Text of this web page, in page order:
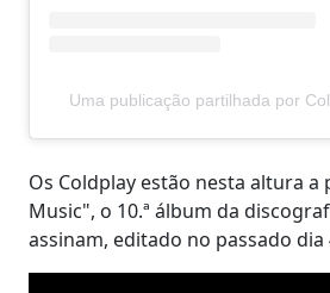
Uma publicação partilhada por
Os Coldplay estão nesta altura
Music", o 10.ª álbum da
assinam, editado no passado